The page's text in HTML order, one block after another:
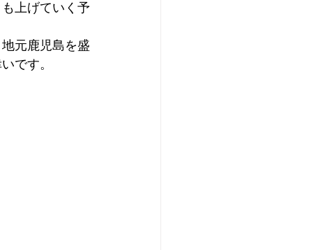
上げていく予
元鹿児島を盛
です。